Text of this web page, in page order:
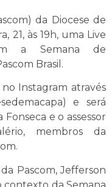
da Diocese de
21, às 19h, uma Live
a Semana de
Brasil.
Instagram através
e será
e o assessor
membros da
Pascom, Jefferson
contexto da Semana